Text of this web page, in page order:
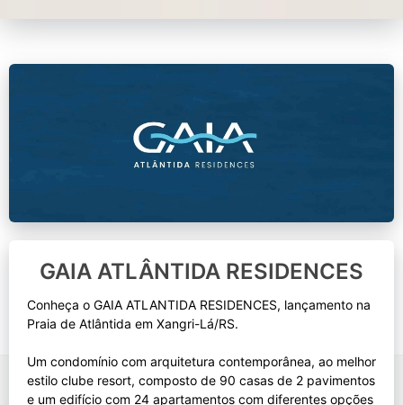
GAIA ATLÂNTIDA RESIDENCES
Conheça o GAIA ATLANTIDA RESIDENCES, lançamento na
Praia de Atlântida em Xangri-Lá/RS.
Um condomínio com arquitetura contemporânea, ao melhor
estilo clube resort, composto de 90 casas de 2 pavimentos
e um edifício com 24 apartamentos com diferentes opções